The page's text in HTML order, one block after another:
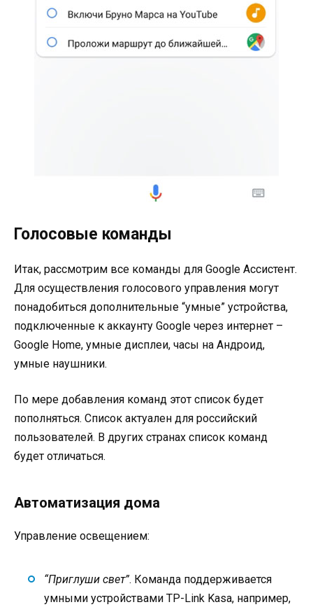
Голосовые команды
Итак, рассмотрим все команды для Google Ассистент.
Для осуществления голосового управления могут
понадобиться дополнительные “умные” устройства,
подключенные к аккаунту Google через интернет –
Google Home, умные дисплеи, часы на Андроид,
умные наушники.
По мере добавления команд этот список будет
пополняться. Список актуален для российский
пользователей. В других странах список команд
будет отличаться.
Автоматизация дома
Управление освещением:
“Приглуши свет”. Команда поддерживается
умными устройствами TP-Link Kasa, например,